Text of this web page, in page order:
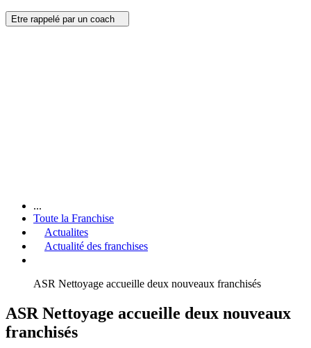
Etre rappelé par un coach
...
Toute la Franchise
Actualites
Actualité des franchises
ASR Nettoyage accueille deux nouveaux franchisés
ASR Nettoyage accueille deux nouveaux
franchisés